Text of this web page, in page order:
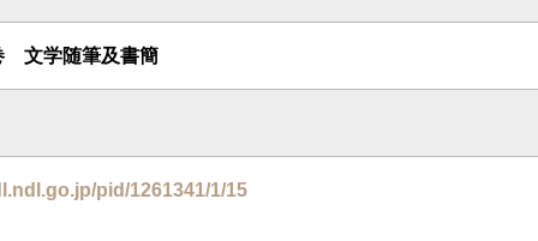
文学随筆及書簡
pid/1261341/1/15